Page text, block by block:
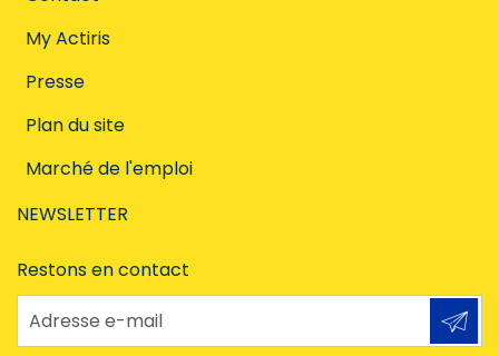
My Actiris
Presse
Plan du site
Marché de l'emploi
NEWSLETTER
Restons en contact
Adresse e-mail